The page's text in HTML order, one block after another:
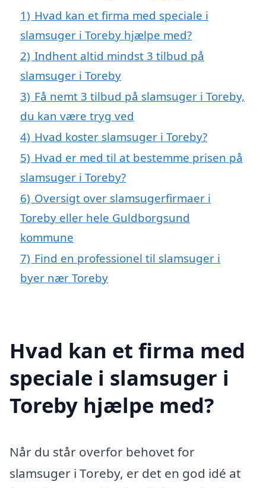
1) Hvad kan et firma med speciale i
slamsuger i Toreby hjælpe med?
2) Indhent altid mindst 3 tilbud på
slamsuger i Toreby
3) Få nemt 3 tilbud på slamsuger i Toreby,
du kan være tryg ved
4) Hvad koster slamsuger i Toreby?
5) Hvad er med til at bestemme prisen på
slamsuger i Toreby?
6) Oversigt over slamsugerfirmaer i
Toreby eller hele Guldborgsund
kommune
7) Find en professionel til slamsuger i
byer nær Toreby
Hvad kan et firma med
speciale i slamsuger i
Toreby hjælpe med?
Når du står overfor behovet for
slamsuger i Toreby, er det en god idé at